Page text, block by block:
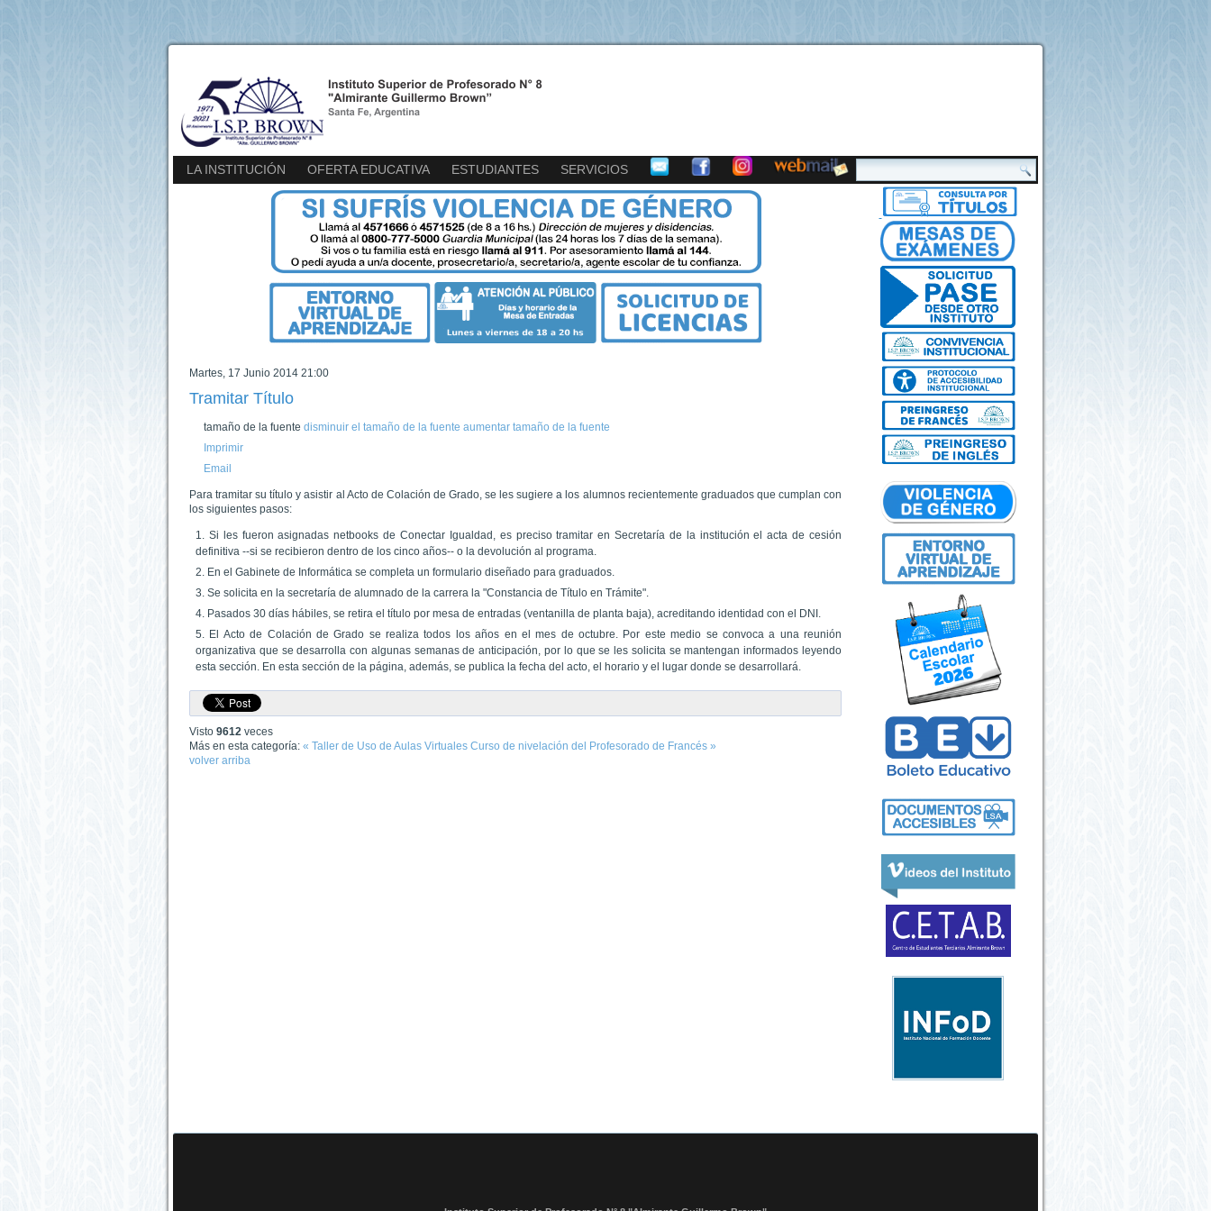
LA INSTITUCIÓN OFERTA EDUCATIVA ESTUDIANTES SERVICIOS
Martes, 17 Junio 2014 21:00
Tramitar Título
tamaño de la fuente disminuir el tamaño de la fuente aumentar tamaño de la fuente
Imprimir
Email
Para tramitar su título y asistir al Acto de Colación de Grado, se les sugiere a los alumnos recientemente graduados que cumplan con
los siguientes pasos:
Si les fueron asignadas netbooks de Conectar Igualdad, es preciso tramitar en Secretaría de la institución el acta de cesión
definitiva --si se recibieron dentro de los cinco años-- o la devolución al programa.
En el Gabinete de Informática se completa un formulario diseñado para graduados.
Se solicita en la secretaría de alumnado de la carrera la "Constancia de Título en Trámite".
Pasados 30 días hábiles, se retira el título por mesa de entradas (ventanilla de planta baja), acreditando identidad con el DNI.
El Acto de Colación de Grado se realiza todos los años en el mes de octubre. Por este medio se convoca a una reunión
organizativa que se desarrolla con algunas semanas de anticipación, por lo que se les solicita se mantengan informados leyendo
esta sección. En esta sección de la página, además, se publica la fecha del acto, el horario y el lugar donde se desarrollará.
Visto 9612 veces
Más en esta categoría: « Taller de Uso de Aulas Virtuales Curso de nivelación del Profesorado de Francés »
volver arriba